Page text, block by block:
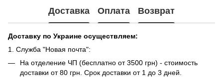
Доставка Оплата Возврат
Доставку по Украине осуществляем:
1. Служба "Новая почта":
На отделение ЧП (бесплатно от 3500 грн) - стоимость
доставки от 80 грн. Срок доставки от 1 до 3 дней.